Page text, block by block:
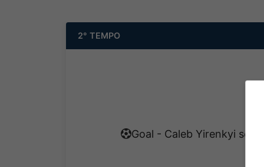
2° TEMPO
Goal - Caleb Yirenkyi